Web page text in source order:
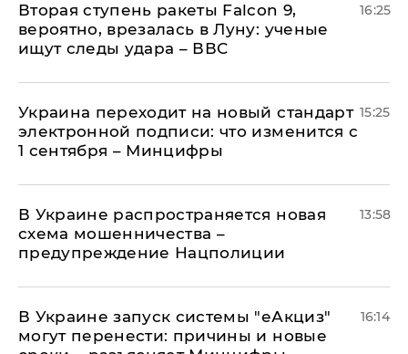
Вторая ступень ракеты Falcon 9,
вероятно, врезалась в Луну: ученые
ищут следы удара – ВВС
16:25
Украина переходит на новый стандарт
электронной подписи: что изменится с
1 сентября – Минцифры
15:25
В Украине распространяется новая
схема мошенничества –
предупреждение Нацполиции
13:58
В Украине запуск системы "еАкциз"
могут перенести: причины и новые
16:14